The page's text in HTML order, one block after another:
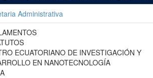
Administrativa
ECUATORIANO DE INVESTIGACIÓN Y
EN NANOTECNOLOGÍA